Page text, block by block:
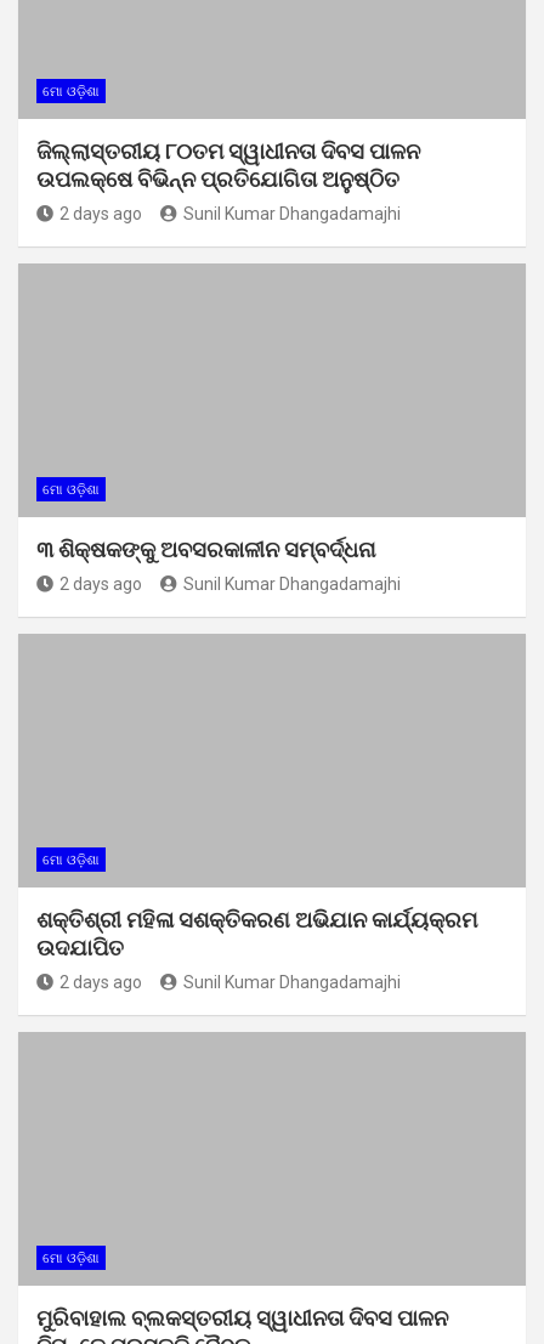
ମୋ ଓଡ଼ିଶା
ଜିଲ୍ଲାସ୍ତରୀୟ ୮୦ତମ ସ୍ୱାଧୀନତା ଦିବସ ପାଳନ
ଉପଲକ୍ଷେ ବିଭିନ୍ନ ପ୍ରତିଯୋଗିତା ଅନୁଷ୍ଠିତ
2 days ago Sunil Kumar Dhangadamajhi
ମୋ ଓଡ଼ିଶା
୩ ଶିକ୍ଷକଙ୍କୁ ଅବସରକାଳୀନ ସମ୍ବର୍ଦ୍ଧନା
2 days ago Sunil Kumar Dhangadamajhi
ମୋ ଓଡ଼ିଶା
ଶକ୍ତିଶ୍ରୀ ମହିଳା ସଶକ୍ତିକରଣ ଅଭିଯାନ କାର୍ଯ୍ୟକ୍ରମ
ଉଦଯାପିତ
2 days ago Sunil Kumar Dhangadamajhi
ମୋ ଓଡ଼ିଶା
ମୁରିବାହାଲ ବ୍ଲକସ୍ତରୀୟ ସ୍ୱାଧୀନତା ଦିବସ ପାଳନ